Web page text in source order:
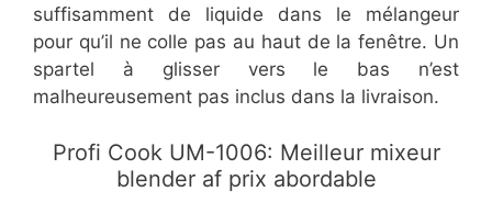
suffisamment de liquide dans le mélangeur
pour qu’il ne colle pas au haut de la fenêtre. Un
spartel à glisser vers le bas n’est
malheureusement pas inclus dans la livraison.
Profi Cook UM-1006: Meilleur mixeur
blender af prix abordable​